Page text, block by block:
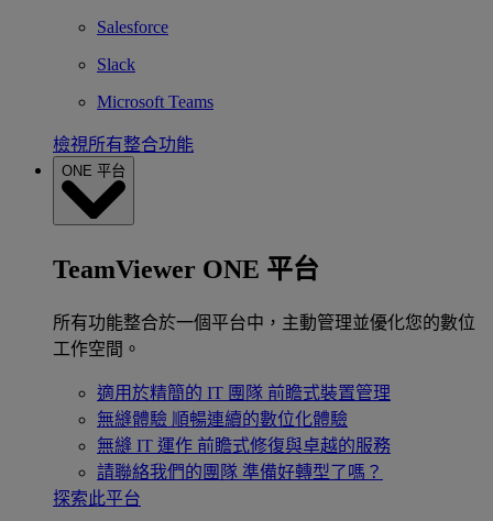
Salesforce
Slack
Microsoft Teams
檢視所有整合功能
ONE 平台
TeamViewer ONE 平台
所有功能整合於一個平台中，主動管理並優化您的數位
工作空間。
適用於精簡的 IT 團隊 前瞻式裝置管理
無縫體驗 順暢連續的數位化體驗
無縫 IT 運作 前瞻式修復與卓越的服務
請聯絡我們的團隊 準備好轉型了嗎？
探索此平台